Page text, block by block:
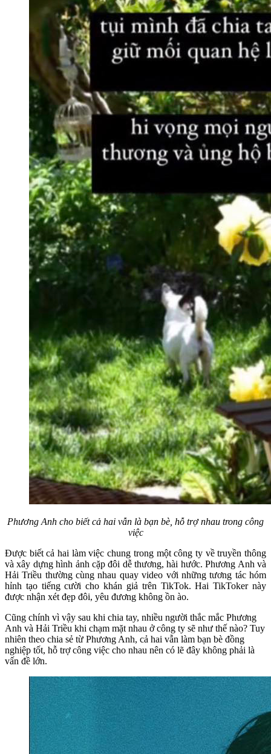
Phương Anh cho biết cả hai vẫn là bạn bè, hỗ trợ nhau trong công
việc
Được biết cả hai làm việc chung trong một công ty về truyền thông
và xây dựng hình ảnh cặp đôi dễ thương, hài hước. Phương Anh và
Hải Triều thường cùng nhau quay video với những tương tác hóm
hỉnh tạo tiếng cười cho khán giả trên TikTok. Hai TikToker này
được nhận xét đẹp đôi, yêu đương không ồn ào.
Cũng chính vì vậy sau khi chia tay, nhiều người thắc mắc Phương
Anh và Hải Triều khi chạm mặt nhau ở công ty sẽ như thế nào? Tuy
nhiên theo chia sẻ từ Phương Anh, cả hai vẫn làm bạn bè đồng
nghiệp tốt, hỗ trợ công việc cho nhau nên có lẽ đây không phải là
vấn đề lớn.